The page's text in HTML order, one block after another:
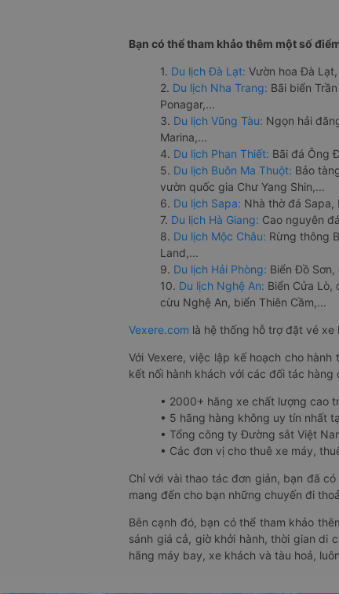
Bạn có thể tham khảo thêm một số
1. Du lịch Đà Lạt: Vườn hoa Đà
2. Du lịch Nha Trang: Bãi biển
Ponagar,...
3. Du lịch Vũng Tàu: Ngọn hải
Marina,...
4. Du lịch Phan Thiết: Bãi đá Ông
5. Du lịch Buôn Ma Thuột: Bảo
vườn quốc gia Chư Yang Shin,...
6. Du lịch Sapa: Nhà thờ đá Sapa,
7. Du lịch Hà Giang: Cao nguyên
8. Du lịch Mộc Châu: Rừng thông
Land,...
9. Du lịch Hải Phòng: Biển Đồ
10. Du lịch Nghệ An: Biển Cửa Lò,
cừu Nghệ An, biển Thiên Cầm,...
Vexere.com là hệ thống hỗ trợ đặt vé
Với Vexere, việc lập kế hoạch cho
kết nối hành khách với các đối tác
• 2000+ hãng xe chất lượng cao
• 5 hãng hàng không uy tín nhất
• Tổng công ty Đường sắt Việt
• Các đơn vị cho thuê xe máy,
Chỉ với vài thao tác đơn giản, bạn đã
mang đến cho bạn những chuyến đi
Bên cạnh đó, bạn có thể tham khảo
sánh giá cả, giờ khởi hành, thời gian di
hãng máy bay, xe khách và tàu hoả,